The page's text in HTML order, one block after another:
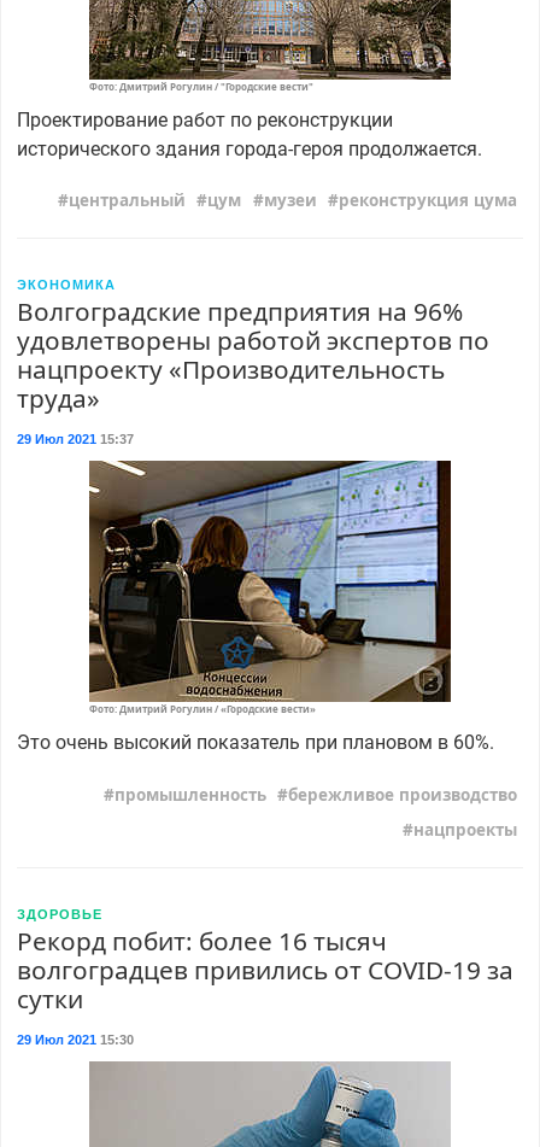
Фото: Дмитрий Рогулин / "Городские вести"
Проектирование работ по реконструкции
исторического здания города-героя продолжается.
центральный цум музеи реконструкция цума
ЭКОНОМИКА
Волгоградские предприятия на 96%
удовлетворены работой экспертов по
нацпроекту «Производительность
труда»
29 Июл 202115:37
Фото: Дмитрий Рогулин / «Городские вести»
Это очень высокий показатель при плановом в 60%.
промышленность
бережливое производство
нацпроекты
ЗДОРОВЬЕ
Рекорд побит: более 16 тысяч
волгоградцев привились от COVID-19 за
сутки
29 Июл 202115:30